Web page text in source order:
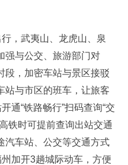
，武夷山、龙虎山、泉
强与公交、旅游部门对
段，加密车站与景区接驳
站与市区的班车，让旅客
通“铁路畅行”扫码查询“交
铁时可提前查询出站交通
汽车站、公交等交通方式
加开3趟城际动车，方便